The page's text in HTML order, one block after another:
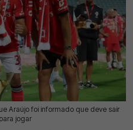
Araújo foi informado que deve sair
jogar